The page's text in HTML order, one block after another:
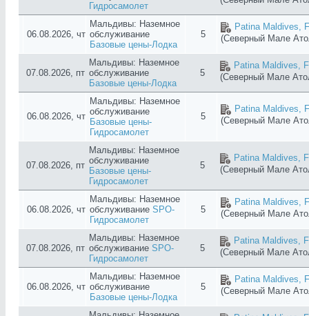
Гидросамолет
06.08.2026, чт
Мальдивы: Наземное
обслуживание
Базовые цены-Лодка
5
Patina Maldives,
(Северный Мале
07.08.2026, пт
Мальдивы: Наземное
обслуживание
Базовые цены-Лодка
5
Patina Maldives,
(Северный Мале
06.08.2026, чт
Мальдивы: Наземное
обслуживание
Базовые цены-
Гидросамолет
5
Patina Maldives,
(Северный Мале
07.08.2026, пт
Мальдивы: Наземное
обслуживание
Базовые цены-
Гидросамолет
5
Patina Maldives,
(Северный Мале
06.08.2026, чт
Мальдивы: Наземное
обслуживание SPO-
Гидросамолет
5
Patina Maldives,
(Северный Мале
07.08.2026, пт
Мальдивы: Наземное
обслуживание SPO-
Гидросамолет
5
Patina Maldives,
(Северный Мале
06.08.2026, чт
Мальдивы: Наземное
обслуживание
Базовые цены-Лодка
5
Patina Maldives,
(Северный Мале